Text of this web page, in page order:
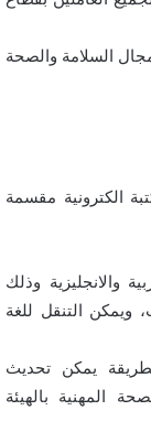
السلامة والصحة
الكترونية مقسمة
والانجليزية وذلك
ويمكن التنقل للغة
يمكن تحديث
المهنية بالهيئة